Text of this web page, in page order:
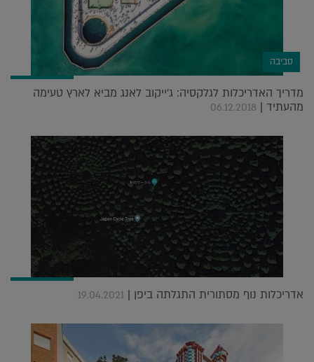
סביבה
מדריך האדריכלות לגלקסיה: ג'ייקוב לאנג מביא לארץ טעימה
מהעתיד | 06.12.2018
אדריכלות נוף מסתורית התגלתה ביפן | 19.04.2021